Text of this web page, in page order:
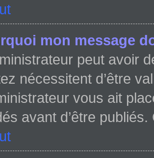
mon message
peut avoir
nécessitent d’être
vous ait
avant d’être